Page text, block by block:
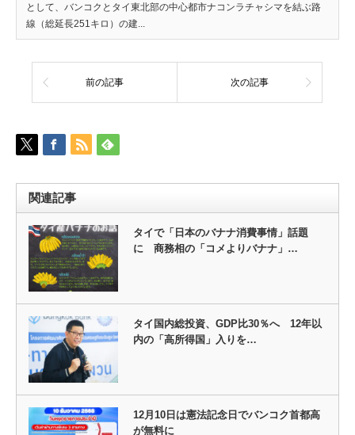
として、バンコクとタイ東北部の中心都市ナコンラチャシマを結ぶ路
線（総延長251キロ）の建...
前の記事 次の記事
関連記事
タイで「日本のバナナ消費事情」話題
に 商務相の「コメよりバナナ」…
タイ国内総投資、GDP比30％へ 12年以
内の「高所得国」入りを…
12月10日は憲法記念日でバンコク首都高
が無料に